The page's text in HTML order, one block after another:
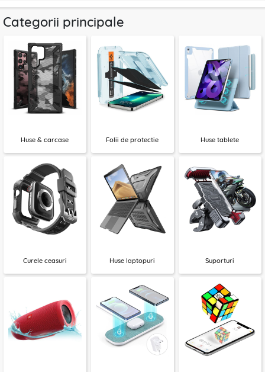
Categorii principale
Huse & carcase Folii de protectie Huse tablete
Curele ceasuri Huse laptopuri Suporturi